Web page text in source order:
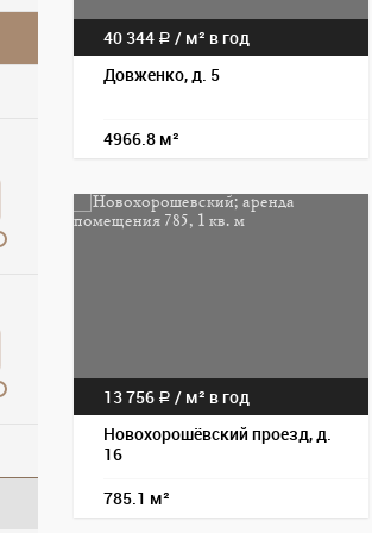
40 344 a / м² в год
Довженко, д. 5
4966.8 м²
13 756 a / м² в год
Новохорошёвский проезд, д.
16
785.1 м²